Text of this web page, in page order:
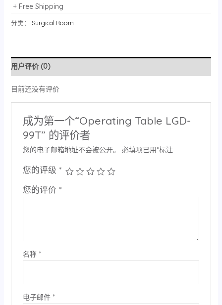
+ Free Shipping
分类： Surgical Room
用户评价 (0)
目前还没有评价
成为第一个“Operating Table LGD-
99T” 的评价者
您的电子邮箱地址不会被公开。 必填项已用*标注
您的评级 *
您的评价 *
名称 *
电子邮件 *